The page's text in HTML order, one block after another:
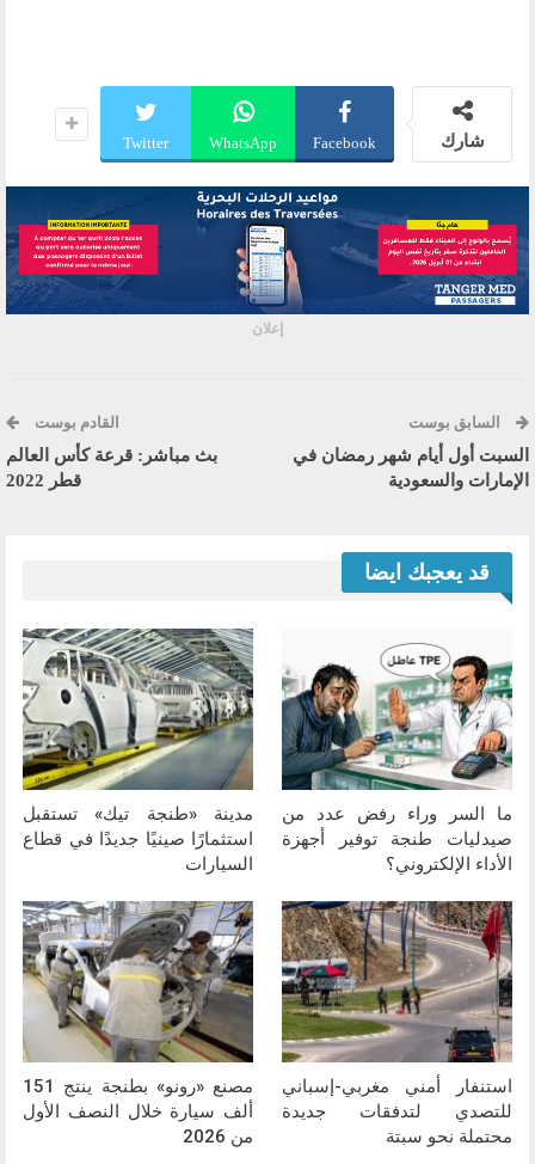
شارك Facebook
WhatsApp
Twitter
إعلان
السابق بوست
السبت أول أيام شهر رمضان في
الإمارات والسعودية
القادم بوست
بث مباشر: قرعة كأس العالم
قطر 2022
قد يعجبك ايضا
ما السر وراء رفض عدد من
صيدليات طنجة توفير أجهزة
الأداء الإلكتروني؟
مدينة «طنجة تيك» تستقبل
استثمارًا صينيًا جديدًا في قطاع
السيارات
استنفار أمني مغربي-إسباني
للتصدي لتدفقات جديدة
محتملة نحو سبتة
مصنع «رونو» بطنجة ينتج 151
ألف سيارة خلال النصف الأول
من 2026